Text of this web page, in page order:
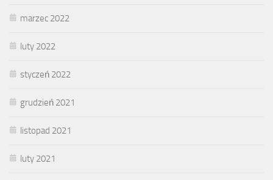
marzec 2022
luty 2022
styczeń 2022
grudzień 2021
listopad 2021
luty 2021